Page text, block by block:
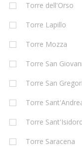
Torre dell'Orso
Torre Lapillo
Torre Mozza
Torre San
Torre San
Torre
Torre
Torre Saracena